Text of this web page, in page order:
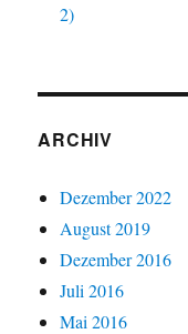
2)
ARCHIV
Dezember 2022
August 2019
Dezember 2016
Juli 2016
Mai 2016